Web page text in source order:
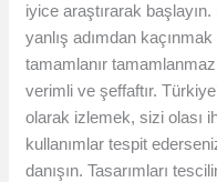
iyice araştırarak
yanlış adımdan kaçınmak
tamamlanır
verimli ve şeffaftır.
olarak izlemek, sizi olası
kullanımlar tespit
danışın. Tasarımları